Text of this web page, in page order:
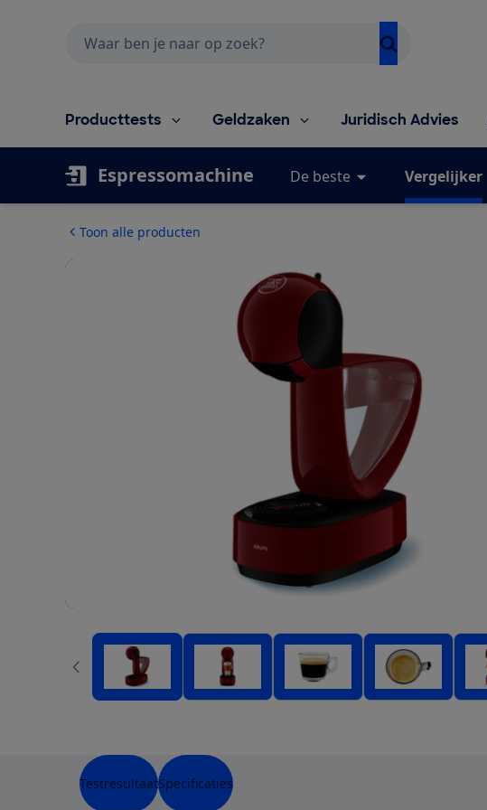
Producttests Geldzaken Juridisch Advies
Espressomachine De beste Vergelijker
Toon alle producten
TestresultaatSpecificaties